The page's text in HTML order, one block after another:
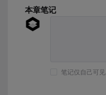
本章笔记
笔记仅自己可见